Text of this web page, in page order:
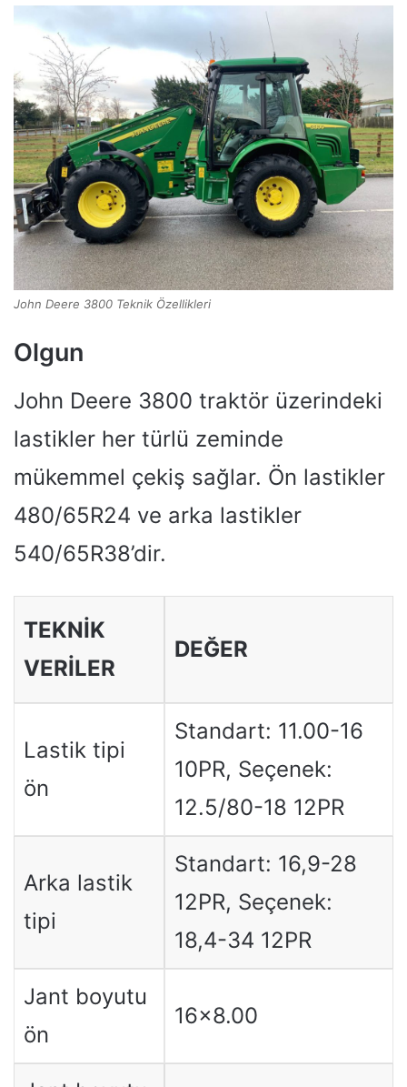
John Deere 3800 Teknik Özellikleri
Olgun
John Deere 3800 traktör üzerindeki
lastikler her türlü zeminde
mükemmel çekiş sağlar. Ön lastikler
480/65R24 ve arka lastikler
540/65R38’dir.
TEKNIK
VERILER
DEĞER
Lastik tipi
ön
Standart: 11.00-16
10PR, Seçenek:
12.5/80-18 12PR
Arka lastik
tipi
Standart: 16,9-28
12PR, Seçenek:
18,4-34 12PR
Jant boyutu
ön
16×8.00